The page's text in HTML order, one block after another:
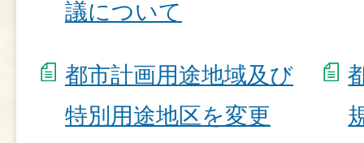
議について
都市計画用途地域及び
特別用途地区を変更